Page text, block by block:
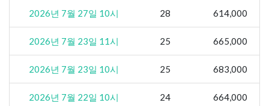
2026년 7월 27일 10시 28 614,000
2026년 7월 23일 11시 25 665,000
2026년 7월 23일 10시 25 683,000
2026년 7월 22일 10시 24 664,000